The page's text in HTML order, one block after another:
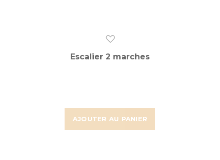
AJOUTER AU PANIER
Escalier 2 marches